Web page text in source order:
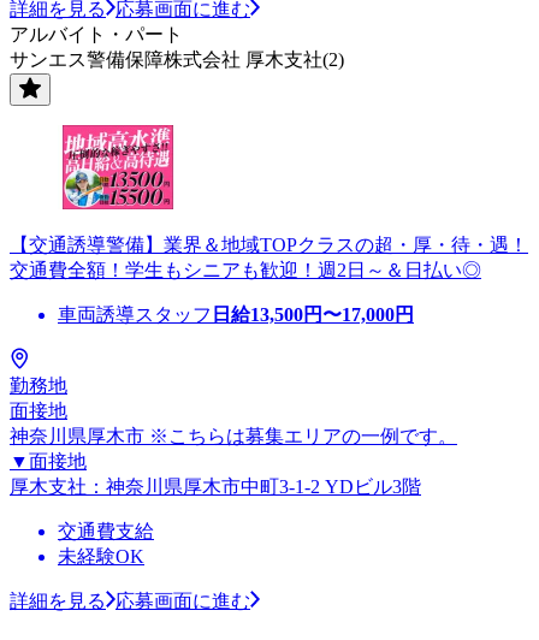
詳細を見る
応募画面に進む
アルバイト・パート
サンエス警備保障株式会社 厚木支社(2)
【交通誘導警備】業界＆地域TOPクラスの超・厚・待・遇！
交通費全額！学生もシニアも歓迎！週2日～＆日払い◎
車両誘導スタッフ 日給13,500円〜17,000円
勤務地
面接地
神奈川県厚木市 ※こちらは募集エリアの一例です。
▼面接地
厚木支社：神奈川県厚木市中町3-1-2 YDビル3階
交通費支給
未経験OK
詳細を見る 応募画面に進む